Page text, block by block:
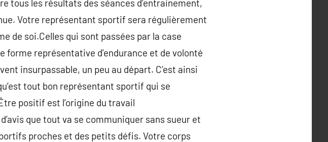
tous les résultats des séances d’entrainement,
Votre représentant sportif sera régulièrement
de soi.Celles qui sont passées par la case
forme représentative d’endurance et de volonté
insurpassable, un peu au départ. C’est ainsi
tout bon représentant sportif qui se
positif est l’origine du travail
que tout va se communiquer sans sueur et
proches et des petits défis. Votre corps